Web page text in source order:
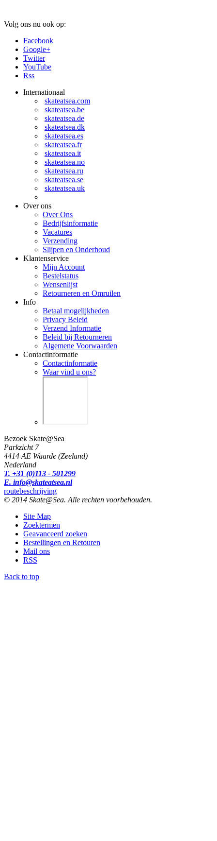
Volg ons nu ook op:
Facebook
Google+
Twitter
YouTube
Rss
Internationaal
skateatsea.com
skateatsea.be
skateatsea.de
skateatsea.dk
skateatsea.es
skateatsea.fr
skateatsea.it
skateatsea.no
skateatsea.ru
skateatsea.se
skateatsea.uk
Over ons
Over Ons
Bedrijfsinformatie
Vacatures
Verzending
Slijpen en Onderhoud
Klantenservice
Mijn Account
Bestelstatus
Wensenlijst
Retourneren en Omruilen
Info
Betaal mogelijkheden
Privacy Beleid
Verzend Informatie
Beleid bij Retourneren
Algemene Voorwaarden
Contactinformatie
Contactinformatie
Waar vind u ons?
Bezoek Skate@Sea
Parkzicht 7
4414 AE Waarde (Zeeland)
Nederland
T. +31 (0)113 - 501299
E. info@skateatsea.nl
routebeschrijving
© 2014 Skate@Sea. Alle rechten voorbehouden.
Site Map
Zoektermen
Geavanceerd zoeken
Bestellingen en Retouren
Mail ons
RSS
Back to top